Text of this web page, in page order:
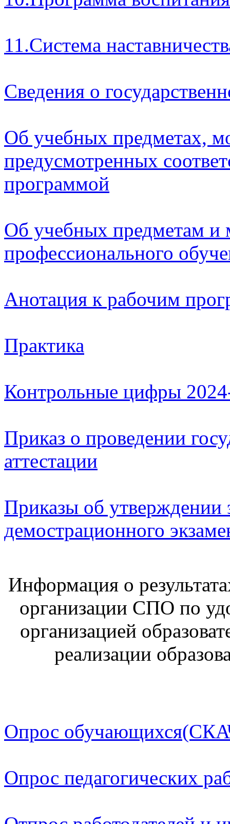
11.Система
Сведения о
Об учебных предметах,
предусмотренных
программой
Об учебных предметам и
профессионального
Анотация к рабочим
Практика
Контрольные цифры
Приказ о проведении
аттестации
Приказы об утверждении
демострационного
Информация о
организации СПО по
организацией
реализации
Опрос
Опрос педагогических